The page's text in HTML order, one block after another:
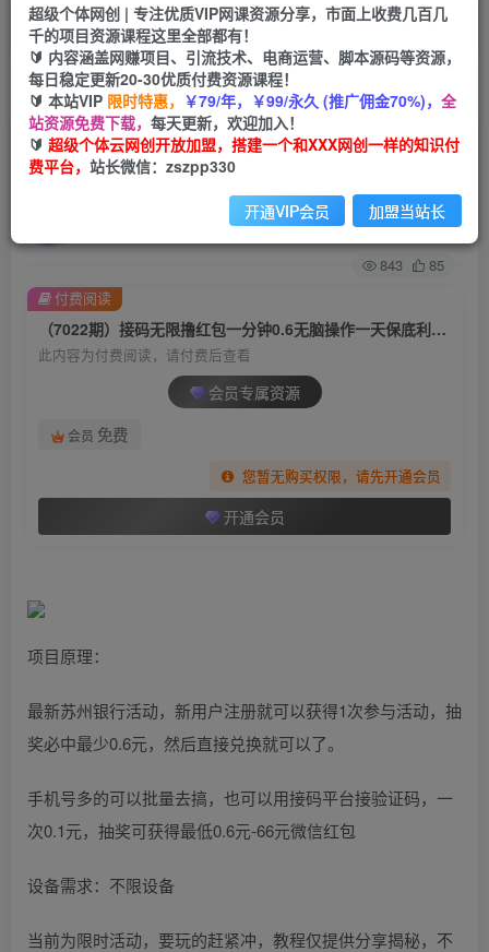
挂机
项目
脚本卡密
APP下载
GO
首页 创业课程 会员专属 正文
（7022期）接码无限撸红包一分钟0.6无脑操作一
天保底利润200
关注 私信
843 85
（7022期）接码无限撸红包一分钟0.6无脑操作一天保底利润200
此内容为付费阅读，请付费后查看
会员专属资源
会员 免费
您暂无购买权限，请先开通会员
开通会员
付费阅读
项目原理：
最新苏州银行活动，新用户注册就可以获得1次参与活动，抽
奖必中最少0.6元，然后直接兑换就可以了。
手机号多的可以批量去搞，也可以用接码平台接验证码，一
次0.1元，抽奖可获得最低0.6元-66元微信红包
设备需求：不限设备
当前为限时活动，要玩的赶紧冲，教程仅提供分享揭秘，不
超级个体网创 | 专注优质VIP网课资源分享，市面上收费几百几
千的项目资源课程这里全部都有！
🔰 内容涵盖网赚项目、引流技术、电商运营、脚本源码等资源，
每日稳定更新20-30优质付费资源课程！
🔰 本站VIP 限时特惠， ￥79/年，￥99/永久 (推广佣金70%)， 全
站资源免费下载， 每天更新，欢迎加入！
🔰 超级个体云网创开放加盟，搭建一个和XXX网创一样的知识付
费平台， 站长微信：zszpp330
开通VIP会员 加盟当站长